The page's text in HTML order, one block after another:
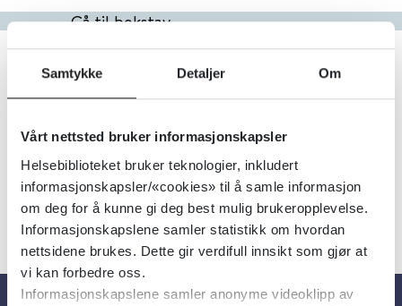
Samtykke Detaljer Om
Vårt nettsted bruker informasjonskapsler
Helsebiblioteket bruker teknologier, inkludert
informasjonskapsler/«cookies» til å samle informasjon
om deg for å kunne gi deg best mulig brukeropplevelse.
Informasjonskapslene samler statistikk om hvordan
nettsidene brukes. Dette gir verdifull innsikt som gjør at
vi kan forbedre oss.
Informasjonskapslene samler anonyme videoklipp av
Gå til bokstav
Filter
2